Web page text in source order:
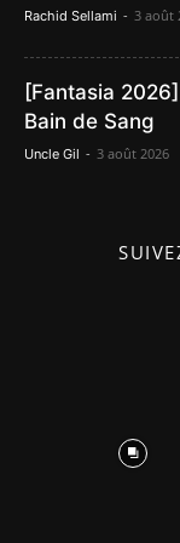
Rachid Sellami - 3 août
[Fantasia
Bain de Sang
Uncle Gil - 3 août 2026